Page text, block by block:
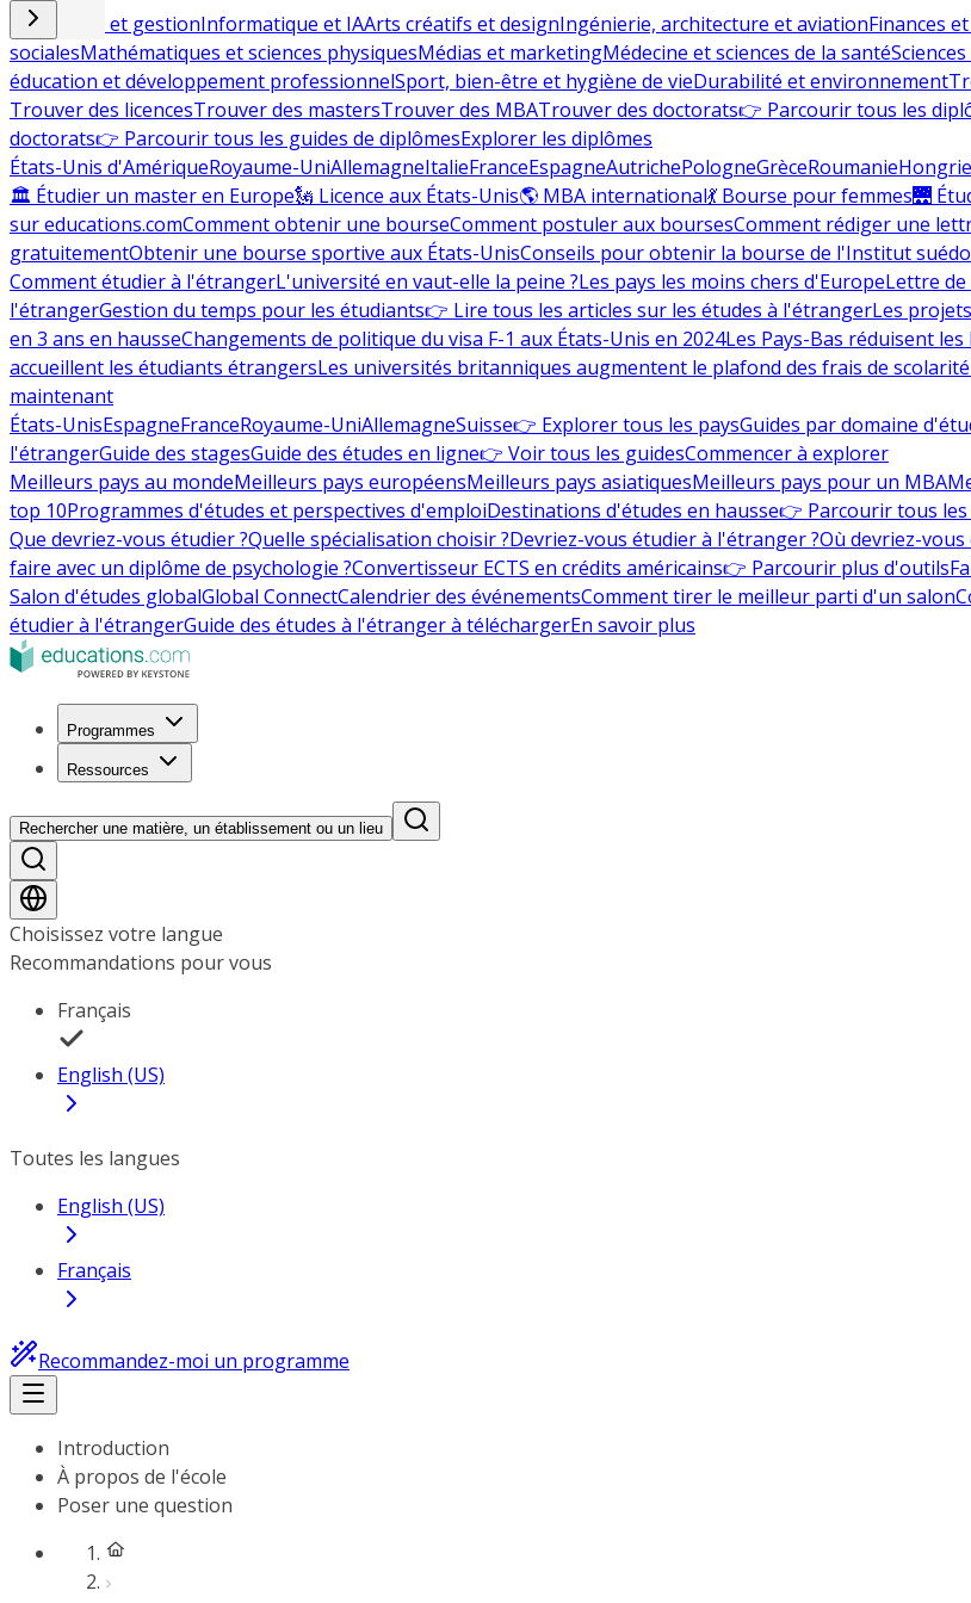
Commerce et gestionInformatique et IAArts créatifs et designIngénierie, architecture et aviationFinances
socialesMathématiques et sciences physiquesMédias et marketingMédecine et sciences de la santé
éducation et développement professionnelSport, bien-être et hygiène de vieDurabilité et environnement
Trouver des licencesTrouver des mastersTrouver des MBATrouver des doctorats👉 Parcourir tous les
doctorats👉 Parcourir tous les guides de diplômesExplorer les diplômes
États-Unis d'AmériqueRoyaume-UniAllemagneItalieFranceEspagneAutrichePologneGrèceRoumanieHongrie
🏛 Étudier un master en Europe🗽 Licence aux États-Unis🌎 MBA international💃 Bourse pour femmes🌉
sur educations.comComment obtenir une bourseComment postuler aux boursesComment rédiger une
gratuitementObtenir une bourse sportive aux États-UnisConseils pour obtenir la bourse de l'Institut
Comment étudier à l'étrangerL'université en vaut-elle la peine ?Les pays les moins chers d'EuropeLettre
l'étrangerGestion du temps pour les étudiants👉 Lire tous les articles sur les études à l'étrangerLes
en 3 ans en hausseChangements de politique du visa F-1 aux États-Unis en 2024Les Pays-Bas réduisent
accueillent les étudiants étrangersLes universités britanniques augmentent le plafond des frais de scolarité
maintenant
États-UnisEspagneFranceRoyaume-UniAllemagneSuisse👉 Explorer tous les paysGuides par domaine
l'étrangerGuide des stagesGuide des études en ligne👉 Voir tous les guidesCommencer à explorer
Meilleurs pays au mondeMeilleurs pays européensMeilleurs pays asiatiquesMeilleurs pays pour un MBA
top 10Programmes d'études et perspectives d'emploiDestinations d'études en hausse👉 Parcourir tous
Que devriez-vous étudier ?Quelle spécialisation choisir ?Devriez-vous étudier à l'étranger ?Où devriez-vous
faire avec un diplôme de psychologie ?Convertisseur ECTS en crédits américains👉 Parcourir plus d'outils
Salon d'études globalGlobal ConnectCalendrier des événementsComment tirer le meilleur parti d'un salon
étudier à l'étrangerGuide des études à l'étranger à téléchargerEn savoir plus
Programmes
Ressources
Rechercher une matière, un établissement ou un lieu
Choisissez votre langue
Recommandations pour vous
Français
English (US)
Toutes les langues
English (US)
Français
Recommandez-moi un programme
Introduction
À propos de l'école
Poser une question